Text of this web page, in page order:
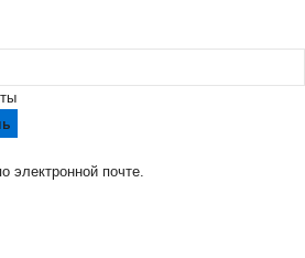
электронной почте.